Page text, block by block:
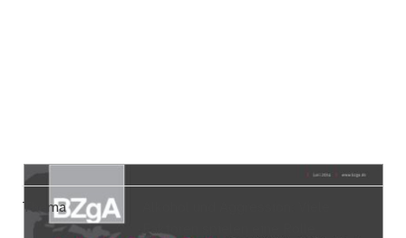
Thema
Faktoren spielen eine Rolle